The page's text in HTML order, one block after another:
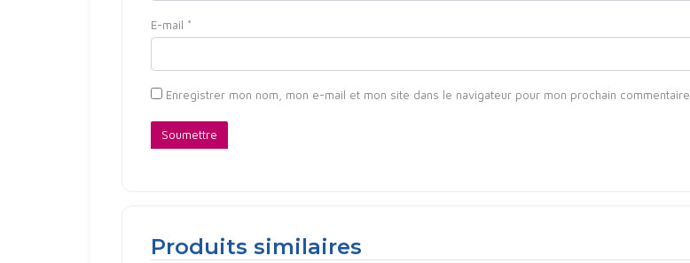
E-mail *
Enregistrer mon nom, mon e-mail et mon site dans le navigateur pour mon prochain commentaire.
Produits similaires